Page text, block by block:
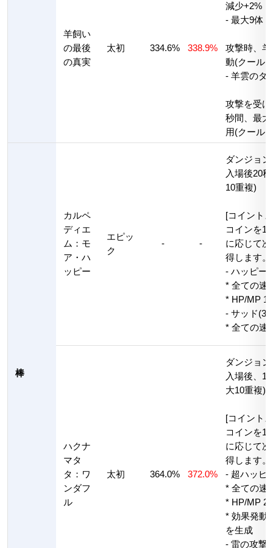
羊飼い
の最後
の真実
太初 334.6% 338.9%
減少+2%
- 最大9体
攻撃時、
動(クール
- 羊雲のダ
攻撃を受
秒間、最
用(クール
棒
カルペ
ディエ
ム：モ
ア・ハ
ッピー
エピッ
ク
- -
ダンジョ
入場後20
10重複)
[コイント
コインを1
に応じて
得します
- ハッピー
* 全ての速
* HP/MP
- サッド
* 全ての速
ハクナ
マタ
タ：ワ
ンダフ
ル
太初 364.0% 372.0%
ダンジョ
入場後、
大10重複)
[コイント
コインを1
に応じて
得します
- 超ハッピ
* 全ての速
* HP/MP
* 効果発動
を生成
- 雷の攻撃